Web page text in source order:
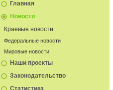
Главная
Новости
Краевые новости
Федеральные новости
Мировые новости
Наши проекты
Законодательство
Статистика